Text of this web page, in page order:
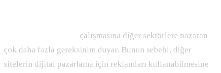
çalışmasına diğer sektörlere nazaran
çok daha fazla gereksinim duyar. Bunun sebebi, diğer
sitelerin dijital pazarlama için reklamları kullanabilmesine